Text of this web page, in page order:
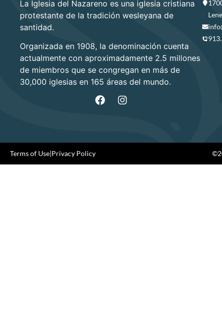
La Iglesia del Nazareno es una iglesia cristiana
protestante de la tradición wesleyana de
santidad.
Organizada en 1908, la denominación cuenta
actualmente con aproximadamente 2.5 millones
de miembros que se congregan en más de
30,000 iglesias en 165 áreas del mundo.
Terms of Use|Privacy Policy